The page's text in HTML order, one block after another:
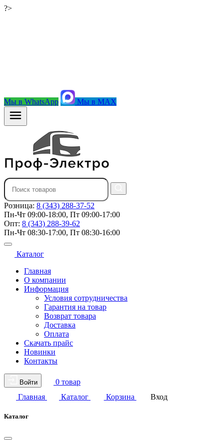
?>
Мы в WhatsApp Мы в MAX
Розница: 8 (343) 288-37-52
Пн-Чт 09:00-18:00, Пт 09:00-17:00
Опт: 8 (343) 288-39-62
Пн-Чт 08:30-17:00, Пт 08:30-16:00
Каталог
Главная
О компании
Информация
Условия сотрудничества
Гарантия на товар
Возврат товара
Доставка
Оплата
Скачать прайс
Новинки
Контакты
Войти
0 товар
Главная
Каталог Корзина Вход
Каталог